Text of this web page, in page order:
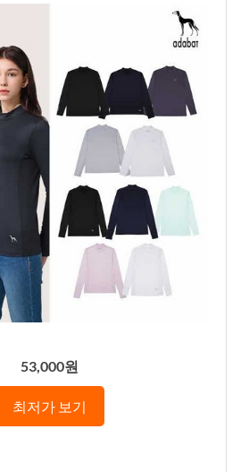
53,000원
최저가 보기